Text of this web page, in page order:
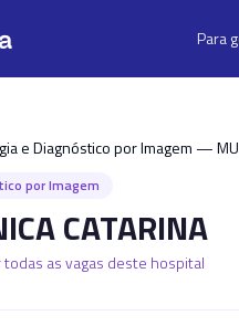
Para
e Diagnóstico por Imagem —
por Imagem
CATARINA
todas as vagas deste hospital